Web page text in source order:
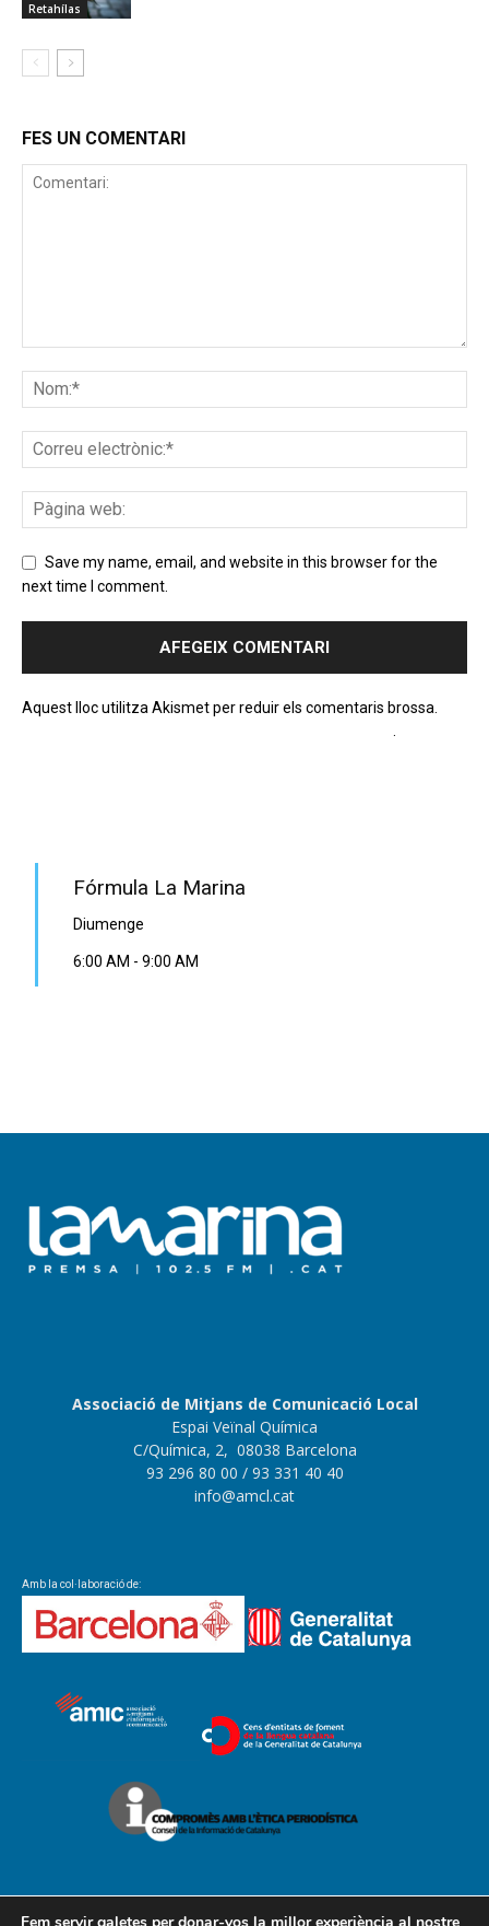
Retahílas
FES UN COMENTARI
Save my name, email, and website in this browser for the
next time I comment.
Aquest lloc utilitza Akismet per reduir els comentaris brossa.
Fórmula La Marina
Diumenge
6:00 AM - 9:00 AM
Associació de Mitjans de Comunicació Local
Espai Veïnal Química
C/Química, 2, 08038 Barcelona
93 296 80 00 / 93 331 40 40
info@amcl.cat
Amb la col·laboració de: